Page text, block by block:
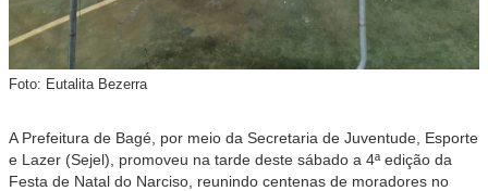
Foto: Eutalita Bezerra
A Prefeitura de Bagé, por meio da Secretaria de Juventude, Esporte
e Lazer (Sejel), promoveu na tarde deste sábado a 4ª edição da
Festa de Natal do Narciso, reunindo centenas de moradores no